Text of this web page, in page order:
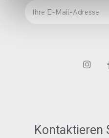
Kontaktieren